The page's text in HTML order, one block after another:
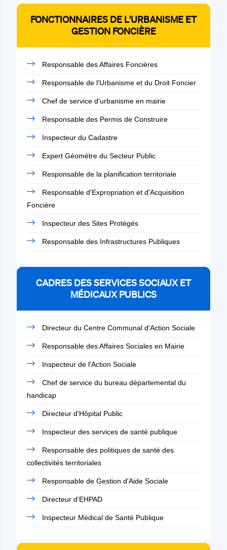
FONCTIONNAIRES DE L'URBANISME ET
GESTION FONCIÈRE
Responsable des Affaires Foncières
Responsable de l'Urbanisme et du Droit Foncier
Chef de service d'urbanisme en mairie
Responsable des Permis de Construire
Inspecteur du Cadastre
Expert Géomètre du Secteur Public
Responsable de la planification territoriale
Responsable d'Expropriation et d'Acquisition
Foncière
Inspecteur des Sites Protégés
Responsable des Infrastructures Publiques
CADRES DES SERVICES SOCIAUX ET
MÉDICAUX PUBLICS
Directeur du Centre Communal d'Action Sociale
Responsable des Affaires Sociales en Mairie
Inspecteur de l'Action Sociale
Chef de service du bureau départemental du
handicap
Directeur d'Hôpital Public
Inspecteur des services de santé publique
Responsable des politiques de santé des
collectivités territoriales
Responsable de Gestion d'Aide Sociale
Directeur d'EHPAD
Inspecteur Médical de Santé Publique